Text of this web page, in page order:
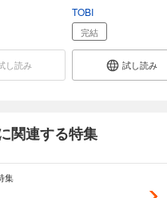
し読み
TOBI
完結
試し読み
関連する特集
集